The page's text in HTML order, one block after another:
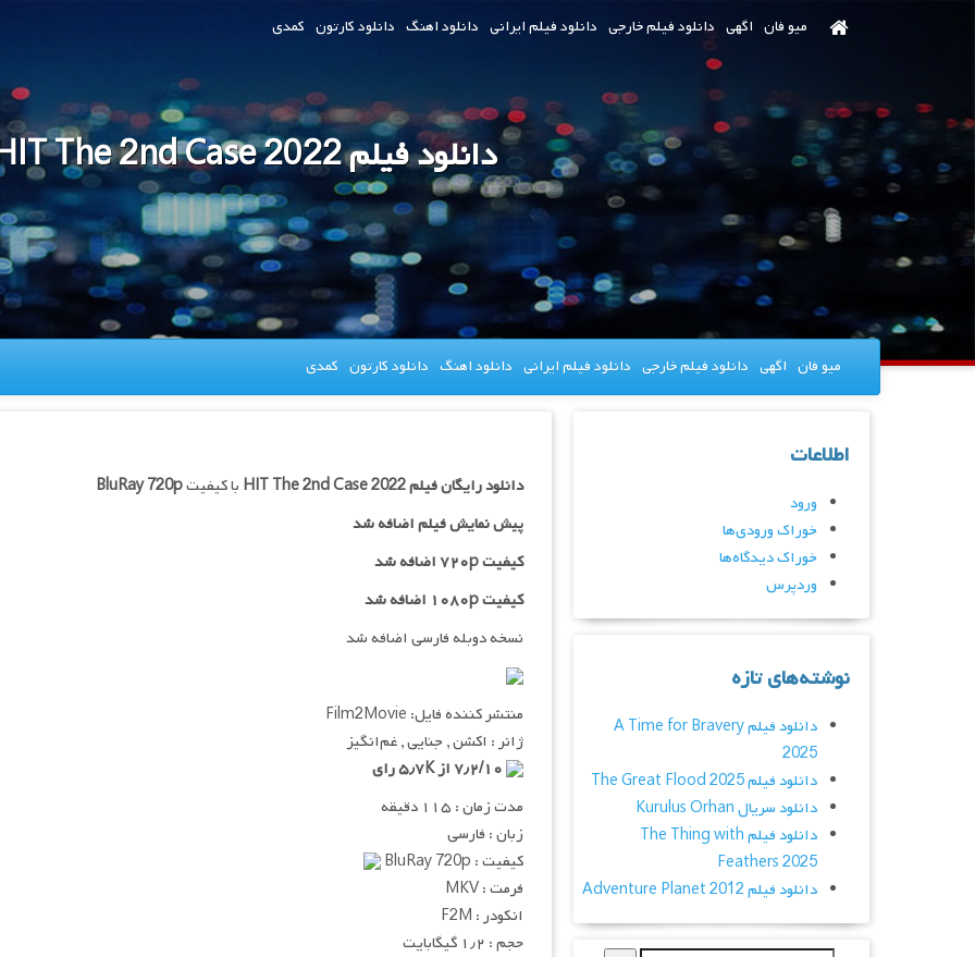
میو فان اگهی دانلود فیلم خارجی دانلود فیلم ایرانی دانلود اهنگ دانلود کارتون کمدی
دانلود فیلم HIT The 2nd Case 2022
میو فان اگهی دانلود فیلم خارجی دانلود فیلم ایرانی دانلود اهنگ دانلود کارتون کمدی
دانلود رایگان فیلمHIT The 2nd Case 2022 با کیفیتBluRay 720p
پیش نمایش فیلم اضافه شد
کیفیت ۷۲۰p اضافه شد
کیفیت ۱۰۸۰p اضافه شد
نسخه دوبله فارسی اضافه شد
منتشر کننده فایل: Film2Movie
ژانر : اکشن , جنایی , غم‌انگیز
مدت زمان : ۱۱۵ دقیقه
زبان : فارسی
کیفیت : BluRay 720p
فرمت : MKV
انکودر : F2M
حجم : ۱٫۲ گیگابایت
اطلاعات
ورود
خوراک ورودی‌ها
خوراک دیدگاه‌ها
وردپرس
نوشته‌های تازه
دانلود فیلم A Time for Bravery
2025
دانلود فیلم The Great Flood 2025
دانلود سریال Kurulus Orhan
دانلود فیلم The Thing with
Feathers 2025
دانلود فیلم Adventure Planet 2012